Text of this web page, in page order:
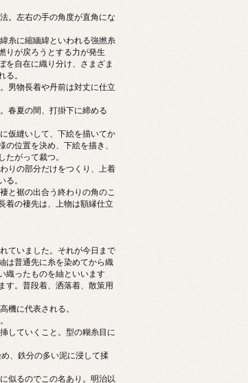
。左右の手の角度が直角にな
糸に縮緬緯といわれる強撚糸
りが戻ろうとする力が発生
を自在に織り分け、さまざま
。
男物長着や丹前は対丈に仕立
春夏の間、打掛下に締める
仮縫いして、下絵を描いてか
位置を決め、下絵を描き、
がって裁つ。
りの部分だけをつくり、上着
。
と裾の出合う終わりの角のこ
着の褄先は、上物は額縁仕立
ていました。それが今日まで
は普通先に糸を染めてから織
織ったものを紬といいます
す。普段着、洒落着、散策用
に代表される。
していくこと。型の糊糸目に
、鉄分の多い泥に浸して揉
似るのでこの名あり。明治以